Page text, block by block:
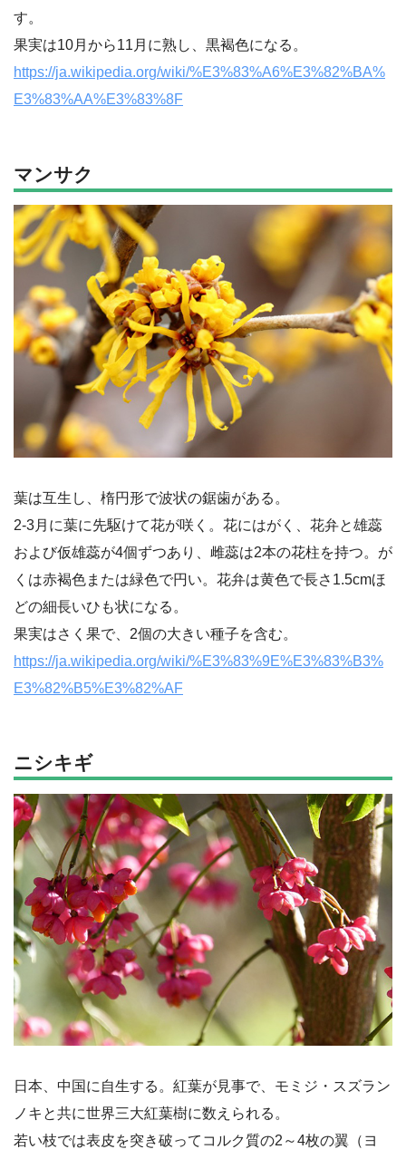
す。
果実は10月から11月に熟し、黒褐色になる。
https://ja.wikipedia.org/wiki/%E3%83%A6%E3%82%BA%
E3%83%AA%E3%83%8F
マンサク
葉は互生し、楕円形で波状の鋸歯がある。
2-3月に葉に先駆けて花が咲く。花にはがく、花弁と雄蕊
および仮雄蕊が4個ずつあり、雌蕊は2本の花柱を持つ。が
くは赤褐色または緑色で円い。花弁は黄色で長さ1.5cmほ
どの細長いひも状になる。
果実はさく果で、2個の大きい種子を含む。
https://ja.wikipedia.org/wiki/%E3%83%9E%E3%83%B3%
E3%82%B5%E3%82%AF
ニシキギ
日本、中国に自生する。紅葉が見事で、モミジ・スズラン
ノキと共に世界三大紅葉樹に数えられる。
若い枝では表皮を突き破ってコルク質の2～4枚の翼（ヨ